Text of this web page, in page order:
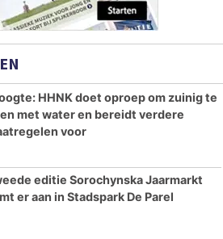
HHNK doet oproep om zuinig te
met water en bereidt verdere
voor
editie Sorochynska Jaarmarkt
er aan in Stadspark De Parel